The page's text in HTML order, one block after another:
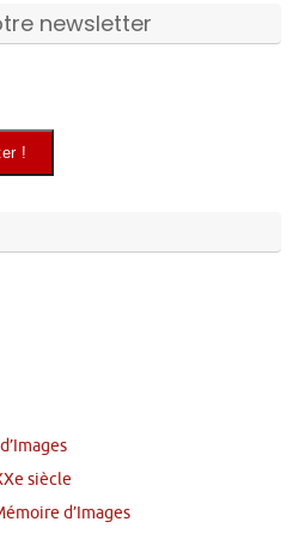
newsletter
siècle
d’Images